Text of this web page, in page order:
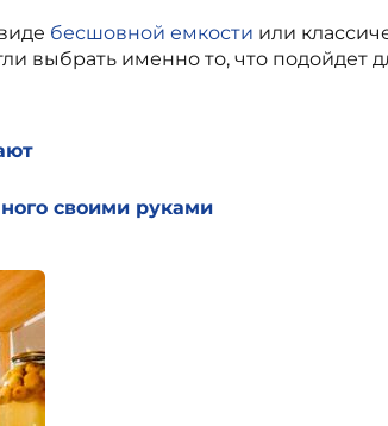
бесшовной емкости или
выбрать именно то, что подойдет
своими руками